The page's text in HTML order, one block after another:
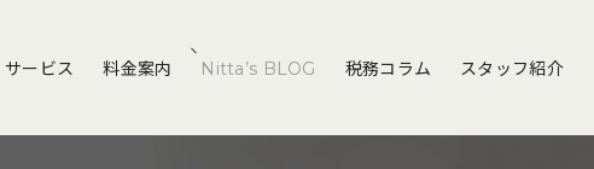
サービス 料金案内 Nitta’s BLOG 税務コラム スタッフ紹介